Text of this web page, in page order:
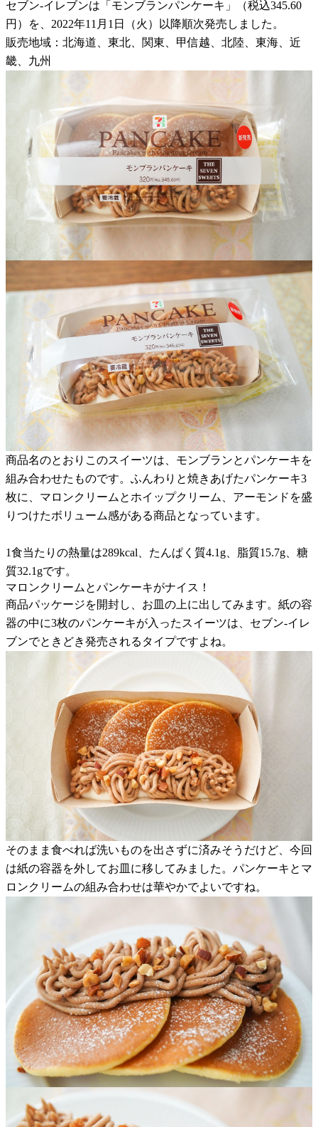
セブン-イレブンは「モンブランパンケーキ」（税込345.60
円）を、2022年11月1日（火）以降順次発売しました。
販売地域：北海道、東北、関東、甲信越、北陸、東海、近
畿、九州
商品名のとおりこのスイーツは、モンブランとパンケーキを
組み合わせたものです。ふんわりと焼きあげたパンケーキ3
枚に、マロンクリームとホイップクリーム、アーモンドを盛
りつけたボリューム感がある商品となっています。
1食当たりの熱量は289kcal、たんぱく質4.1g、脂質15.7g、糖
質32.1gです。
マロンクリームとパンケーキがナイス！
商品パッケージを開封し、お皿の上に出してみます。紙の容
器の中に3枚のパンケーキが入ったスイーツは、セブン-イレ
ブンでときどき発売されるタイプですよね。
そのまま食べれば洗いものを出さずに済みそうだけど、今回
は紙の容器を外してお皿に移してみました。パンケーキとマ
ロンクリームの組み合わせは華やかでよいですね。